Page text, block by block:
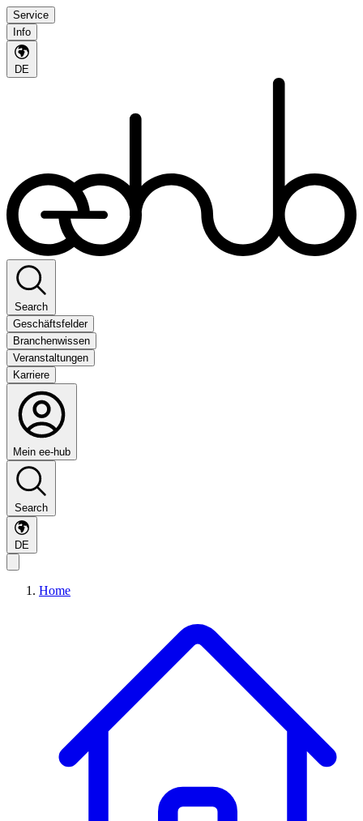
Service
Info
DE
Search
Geschäftsfelder
Branchenwissen
Veranstaltungen
Karriere
Mein ee-hub
Search
DE
Home